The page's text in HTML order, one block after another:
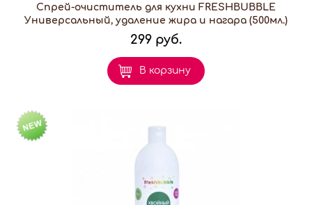
Спрей-очиститель для кухни FRESHBUBBLE
Универсальный, удаление жира и нагара (500мл.)
299 руб.
В корзину